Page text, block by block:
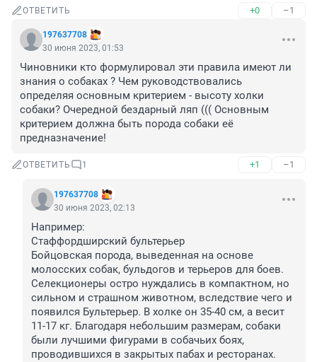
ОТВЕТИТЬ +0 –1
197637708
30 июня 2023, 01:53
Чиновники кто формулировал эти правила имеют ли
знания о собаках ? Чем руководствовались
определяя основным критерием - высоту холки
собаки? Очередной бездарный ляп ((( Основным
критерием должна быть порода собаки её
предназначение!
ОТВЕТИТЬ 1 +1 –1
197637708
30 июня 2023, 02:13
Например:
Стаффордширский бультерьер
Бойцовская порода, выведенная на основе
молосских собак, бульдогов и терьеров для боев.
Селекционеры остро нуждались в компактном, но
сильном и страшном животном, вследствие чего и
появился Бультерьер. В холке он 35-40 см, а весит
11-17 кг. Благодаря небольшим размерам, собаки
были лучшими фигурами в собачьих боях,
проводившихся в закрытых пабах и ресторанах.